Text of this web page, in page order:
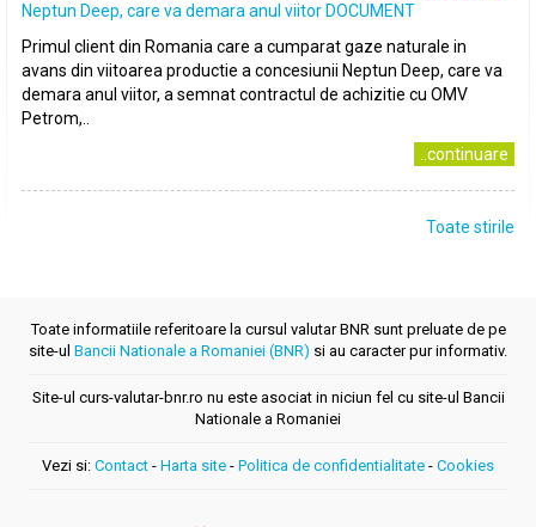
Neptun Deep, care va demara anul viitor DOCUMENT
Primul client din Romania care a cumparat gaze naturale in
avans din viitoarea productie a concesiunii Neptun Deep, care va
demara anul viitor, a semnat contractul de achizitie cu OMV
Petrom,..
..continuare
Toate stirile
Toate informatiile referitoare la cursul valutar BNR sunt preluate de pe
site-ul Bancii Nationale a Romaniei (BNR) si au caracter pur informativ.
Site-ul curs-valutar-bnr.ro nu este asociat in niciun fel cu site-ul Bancii
Nationale a Romaniei
Vezi si: Contact - Harta site - Politica de confidentialitate - Cookies